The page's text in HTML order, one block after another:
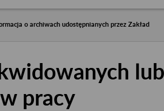
o archiwach udostępnianych przez Zakład
pracy